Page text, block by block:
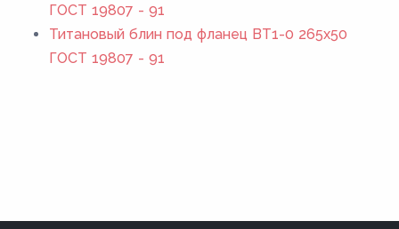
ГОСТ 19807 - 91
Титановый блин под фланец ВТ1-0 265x50
ГОСТ 19807 - 91